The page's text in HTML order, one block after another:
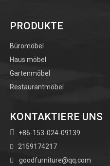
Französischer Konsolentisch
aus weißgoldenem Holz für
PRODUKTE
Büromöbel
Haus möbel
Gartenmöbel
Restaurantmöbel
KONTAKTIERE UNS
 +86-153-024-09139
 2159174217
 goodfurniture@qq.com